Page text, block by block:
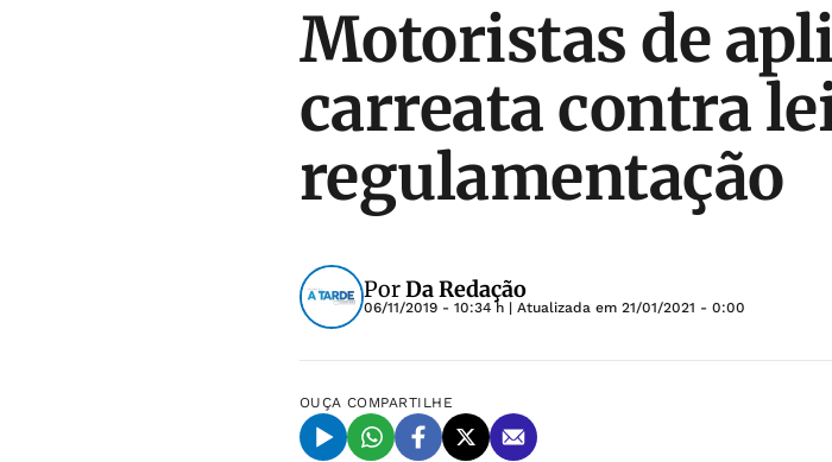
Motoristas de
carreata contra
regulamentação
PorDa Redação
06/11/2019 - 10:34 h | Atualizada em 21/01/2021 - 0:00
OUÇA COMPARTILHE